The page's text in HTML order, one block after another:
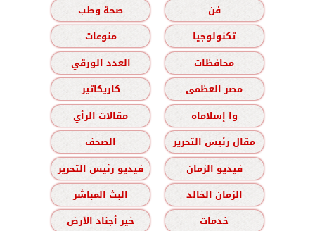
فن
صحة وطب
تكنولوجيا
منوعات
محافظات
العدد الورقي
مصر العظمى
كاريكاتير
وا إسلاماه
مقالات الرأي
مقال رئيس التحرير
الصحف
فيديو الزمان
فيديو رئيس التحرير
الزمان الخالد
البث المباشر
خدمات
خير أجناد الأرض